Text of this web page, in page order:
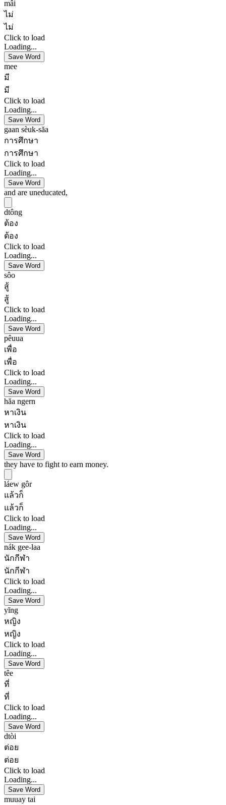
mâi
ไม่
ไม่
Click to load
Loading...
Save Word
mee
มี
มี
Click to load
Loading...
Save Word
gaan sèuk-săa
การศึกษา
การศึกษา
Click to load
Loading...
Save Word
and are uneducated,
dtông
ต้อง
ต้อง
Click to load
Loading...
Save Word
sôo
สู้
สู้
Click to load
Loading...
Save Word
pêuua
เพื่อ
เพื่อ
Click to load
Loading...
Save Word
hăa ngern
หาเงิน
หาเงิน
Click to load
Loading...
Save Word
they have to fight to earn money.
láew gôr
แล้วก็
แล้วก็
Click to load
Loading...
Save Word
nák gee-laa
นักกีฬา
นักกีฬา
Click to load
Loading...
Save Word
yĭng
หญิง
หญิง
Click to load
Loading...
Save Word
têe
ที่
ที่
Click to load
Loading...
Save Word
dtòi
ต่อย
ต่อย
Click to load
Loading...
Save Word
muuay tai